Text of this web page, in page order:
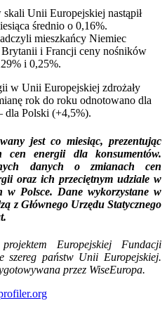
Unii Europejskiej nastąpił
średnio o 0,16%.
mieszkańcy Niemiec
i Francji ceny nośników
i 0,25%.
w Unii Europejskiej zdrożały
rok do roku odnotowano dla
dla Polski (+4,5%).
jest co miesiąc, prezentując
cen energii dla konsumentów.
danych o zmianach cen
oraz ich przeciętnym udziale w
w Polsce. Dane wykorzystane w
z Głównego Urzędu Statycznego
Europejskiej Fundacji
szereg państw Unii Europejskiej.
przez WiseEuropa.